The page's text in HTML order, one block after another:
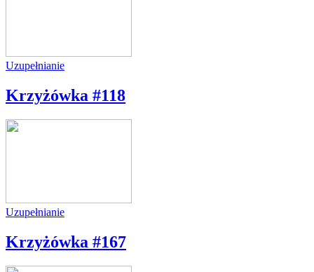
Uzupełnianie
Krzyżówka #118
Uzupełnianie
Krzyżówka #167